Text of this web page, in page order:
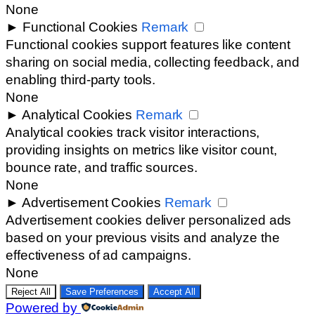
None
► Functional Cookies Remark
Functional cookies support features like content
sharing on social media, collecting feedback, and
enabling third-party tools.
None
► Analytical Cookies Remark
Analytical cookies track visitor interactions,
providing insights on metrics like visitor count,
bounce rate, and traffic sources.
None
► Advertisement Cookies Remark
Advertisement cookies deliver personalized ads
based on your previous visits and analyze the
effectiveness of ad campaigns.
None
Reject All Save Preferences Accept All
Powered by